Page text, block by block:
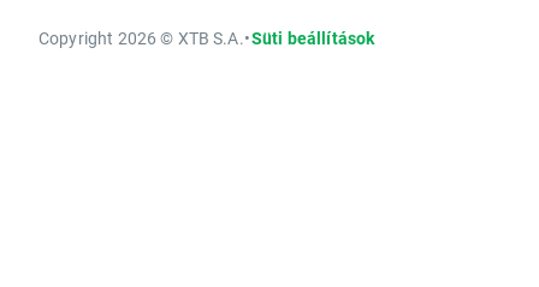
Copyright 2026 © XTB S.A.•Süti beállítások